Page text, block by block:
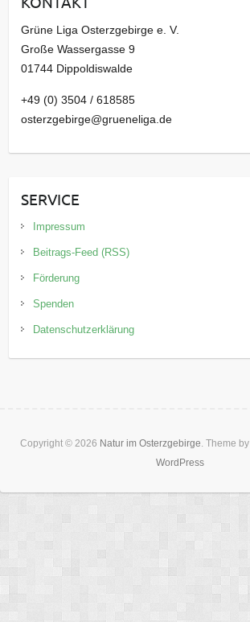
Grüne Liga Osterzgebirge e. V.
Große Wassergasse 9
01744 Dippoldiswalde
+49 (0) 3504 / 618585
osterzgebirge@grueneliga.de
SERVICE
Impressum
Beitrags-Feed (RSS)
Förderung
Spenden
Datenschutzerklärung
Copyright © 2026 Natur im Osterzgebirge. Theme by
WordPress